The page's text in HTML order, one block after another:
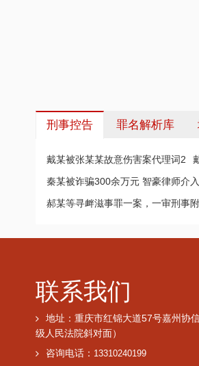
刑事控告 罪名解析库
戴某被张某某故意伤害案代理词2
秦某被诈骗300余万元 智豪律师介
郝某等寻衅滋事罪一案，一审刑事
联系我们
地址：重庆市红锦大道57号嘉州协
级人民法院斜对面）
咨询电话： 13310240199